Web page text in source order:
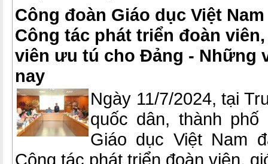
Công đoàn Giáo dục Việt
Công tác phát triển đoàn
viên ưu tú cho Đảng - Những
nay
Ngày 11/7/2024, tại
quốc dân, thành
Giáo dục Việt Nam
Công tác phát triển đoàn viên,